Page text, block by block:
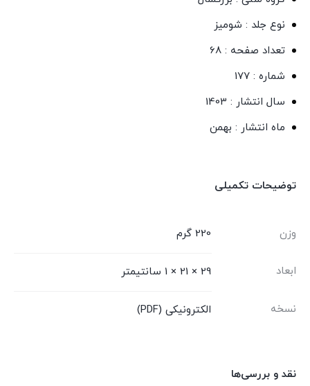
نوع جلد : شومیز
تعداد صفحه : 68
شماره : 177
سال انتشار : 1403
ماه انتشار : بهمن
توضیحات تکمیلی
وزن 220 گرم
ابعاد 29 × 21 × 1 سانتیمتر
نسخه الکترونیکی (PDF)
نقد و بررسی‌ها